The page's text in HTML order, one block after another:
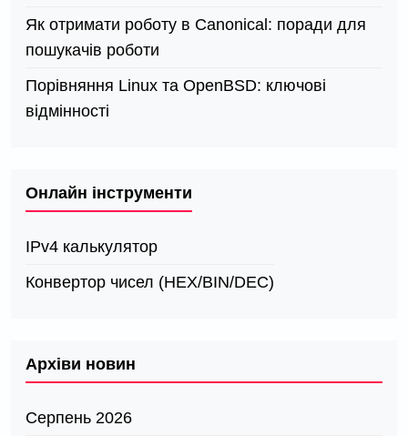
Як отримати роботу в Canonical: поради для
пошукачів роботи
Порівняння Linux та OpenBSD: ключові
відмінності
Онлайн інструменти
IPv4 калькулятор
Конвертор чисел (HEX/BIN/DEC)
Архіви новин
Серпень 2026